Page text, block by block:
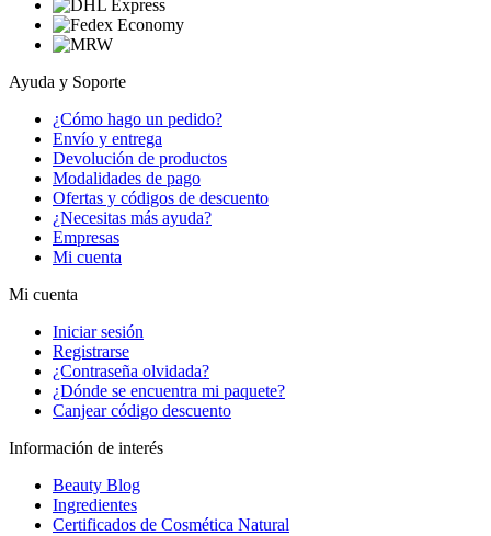
Ayuda y Soporte
¿Cómo hago un pedido?
Envío y entrega
Devolución de productos
Modalidades de pago
Ofertas y códigos de descuento
¿Necesitas más ayuda?
Empresas
Mi cuenta
Mi cuenta
Iniciar sesión
Registrarse
¿Contraseña olvidada?
¿Dónde se encuentra mi paquete?
Canjear código descuento
Información de interés
Beauty Blog
Ingredientes
Certificados de Cosmética Natural